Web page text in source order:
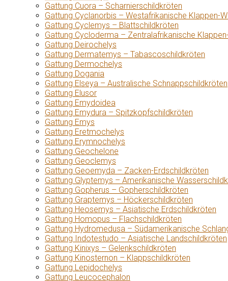
Gattung Cuora – Scharnierschildkröten
Gattung Cyclanorbis – Westafrikanische Klappen-
Gattung Cyclemys – Blattschildkröten
Gattung Cycloderma – Zentralafrikanische
Gattung Deirochelys
Gattung Dermatemys – Tabascoschildkröten
Gattung Dermochelys
Gattung Dogania
Gattung Elseya – Australische Schnappschildkröten
Gattung Elusor
Gattung Emydoidea
Gattung Emydura – Spitzkopfschildkröten
Gattung Emys
Gattung Eretmochelys
Gattung Erymnochelys
Gattung Geochelone
Gattung Geoclemys
Gattung Geoemyda – Zacken-Erdschildkröten
Gattung Glyptemys – Amerikanische
Gattung Gopherus – Gopherschildkröten
Gattung Graptemys – Höckerschildkröten
Gattung Heosemys – Asiatische Erdschildkröten
Gattung Homopus – Flachschildkröten
Gattung Hydromedusa – Südamerikanische
Gattung Indotestudo – Asiatische Landschildkröten
Gattung Kinixys – Gelenkschildkröten
Gattung Kinosternon – Klappschildkröten
Gattung Lepidochelys
Gattung Leucocephalon